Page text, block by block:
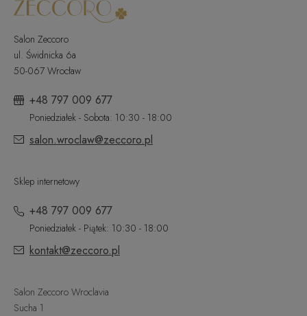
Salon Zeccoro
ul. Świdnicka 6a
50-067 Wrocław
+48 797 009 677
Poniedziałek - Sobota: 10:30 - 18:00
salon.wroclaw@zeccoro.pl
Sklep internetowy
+48 797 009 677
Poniedziałek - Piątek: 10:30 - 18:00
kontakt@zeccoro.pl
Salon Zeccoro Wroclavia
Sucha 1